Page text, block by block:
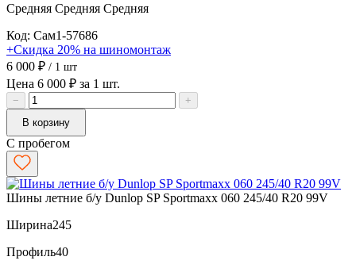
Средняя Средняя Средняя
Код: Сам1-57686
+Скидка 20% на шиномонтаж
6 000 ₽ / 1 шт
Цена 6 000 ₽ за 1 шт.
−
+
В корзину
С пробегом
Шины летние б/у Dunlop SP Sportmaxx 060 245/40 R20 99V
Ширина245
Профиль40